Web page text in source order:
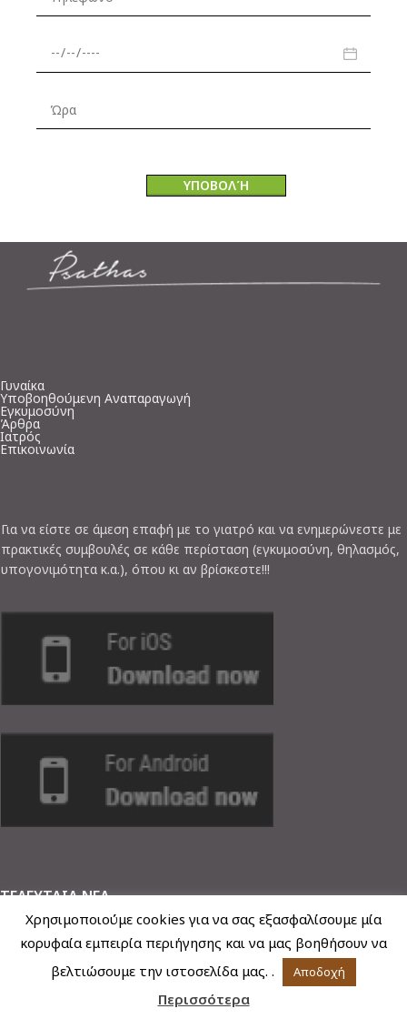
Γυναίκα
Υποβοηθούμενη Αναπαραγωγή
Εγκυμοσύνη
Άρθρα
Ιατρός
Επικοινωνία
Για να είστε σε άμεση επαφή με το γιατρό και να ενημερώνεστε με
πρακτικές συμβουλές σε κάθε περίσταση (εγκυμοσύνη, θηλασμός,
υπογονιμότητα κ.α.), όπου κι αν βρίσκεστε!!!
ΤΕΛΕΥΤΑΙΑ ΝΕΑ
Η ενημέρωση για τη γονιμότητα είναι δύναμη
Γονιμότητα, Η επιστήμη και η ελευθερία να επιλέξεις το πότε
Χρησιμοποιούμε cookies για να σας εξασφαλίσουμε μία
κορυφαία εμπειρία περιήγησης και να μας βοηθήσουν να
βελτιώσουμε την ιστοσελίδα μας. .
Αποδοχή
Περισσότερα